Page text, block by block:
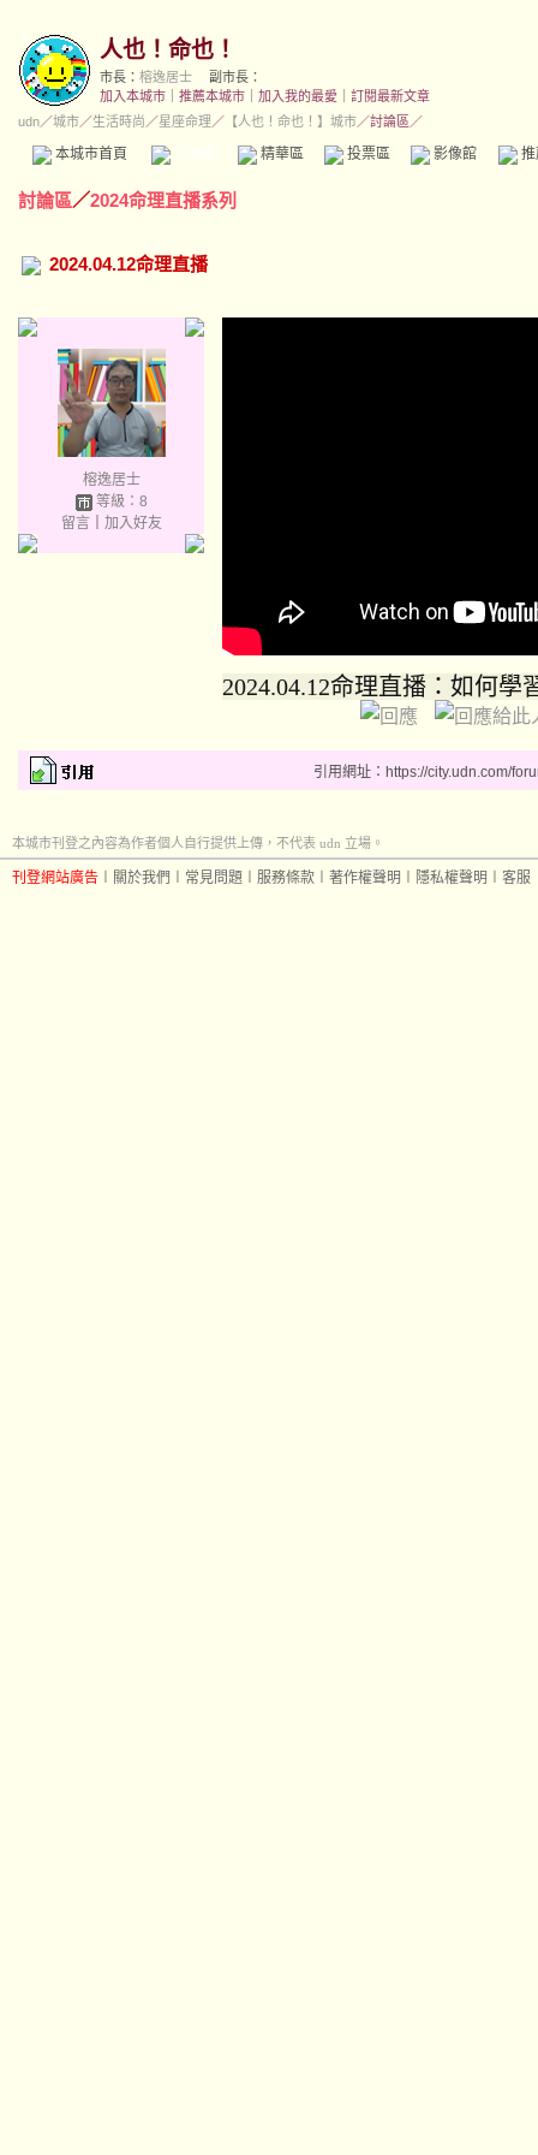
人也！命也！
市長： 榕逸居士
副市長：
加入本城市
推薦本城市 加入我的最愛
訂閱最新文章
udn／城市／生活時尚 ／星座命理 ／ 【人也！命也！】城市／討論區／
本城市首頁 精華區 投票區 影像館
討論區／2024命理直播系列
2024.04.12命理直播
榕逸居士
等級：8
留言｜ 加入好友
2024.04.12命理直播：如何學
引用網址：https://city.udn.com/
本城市刊登之內容為作者個人自行提供上傳，不代表 udn 立場。
刊登網站廣告 關於我們 常見問題 服務條款 著作權聲明 隱私權聲明 客服